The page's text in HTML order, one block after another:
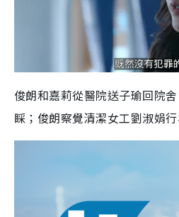
俊朗和嘉莉從醫院送子瑜回院
睬；俊朗察覺清潔女工劉淑娟行